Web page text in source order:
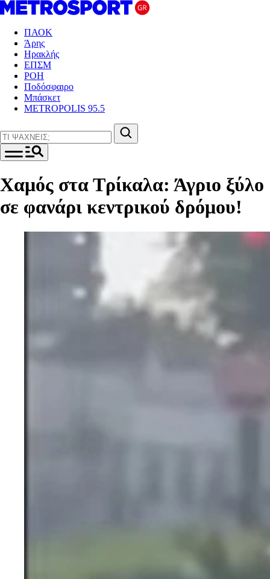
ΠΑΟΚ
Άρης
Ηρακλής
ΕΠΣΜ
ΡΟΗ
Ποδόσφαιρο
Μπάσκετ
METROPOLIS 95.5
Χαμός στα Τρίκαλα: Άγριο ξύλο
σε φανάρι κεντρικού δρόμου!